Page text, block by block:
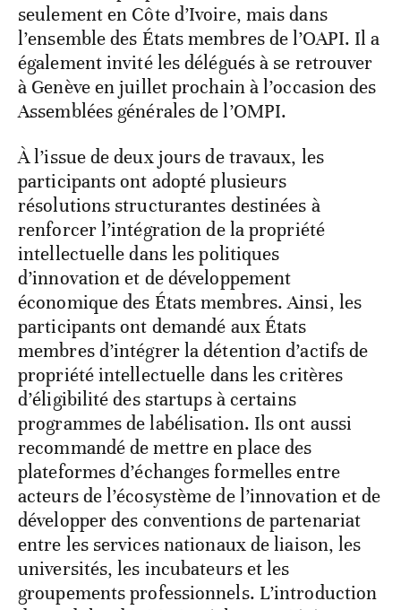
seulement en Côte d’Ivoire, mais dans
l’ensemble des États membres de l’OAPI. Il a
également invité les délégués à se retrouver
à Genève en juillet prochain à l’occasion des
Assemblées générales de l’OMPI.
À l’issue de deux jours de travaux, les
participants ont adopté plusieurs
résolutions structurantes destinées à
renforcer l’intégration de la propriété
intellectuelle dans les politiques
d’innovation et de développement
économique des États membres. Ainsi, les
participants ont demandé aux États
membres d’intégrer la détention d’actifs de
propriété intellectuelle dans les critères
d’éligibilité des startups à certains
programmes de labélisation. Ils ont aussi
recommandé de mettre en place des
plateformes d’échanges formelles entre
acteurs de l’écosystème de l’innovation et de
développer des conventions de partenariat
entre les services nationaux de liaison, les
universités, les incubateurs et les
groupements professionnels. L’introduction